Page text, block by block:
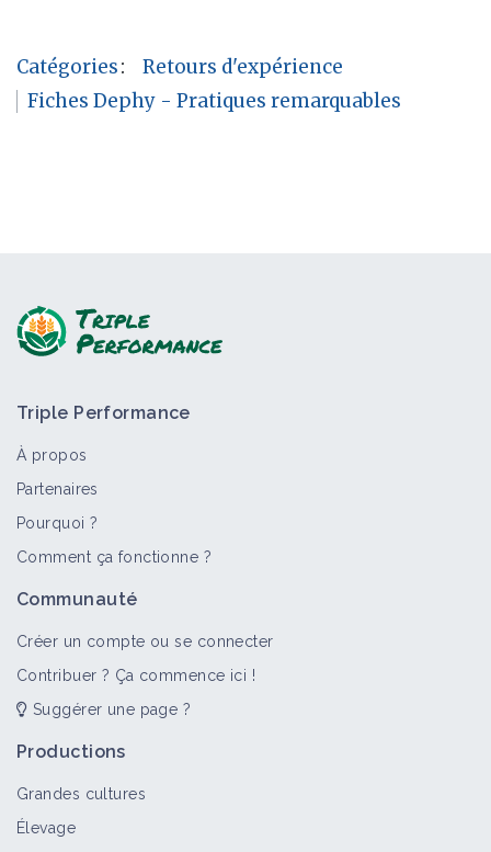
Catégories:
Retours d'expérience
Fiches Dephy - Pratiques remarquables
Triple Performance
À propos
Partenaires
Pourquoi ?
Comment ça fonctionne ?
Communauté
Créer un compte ou se connecter
Contribuer ? Ça commence ici !
Suggérer une page ?
Productions
Grandes cultures
Élevage